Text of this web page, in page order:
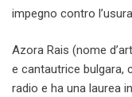
impegno contro
Azora Rais (nome
e cantautrice bulgara,
radio e ha una laurea